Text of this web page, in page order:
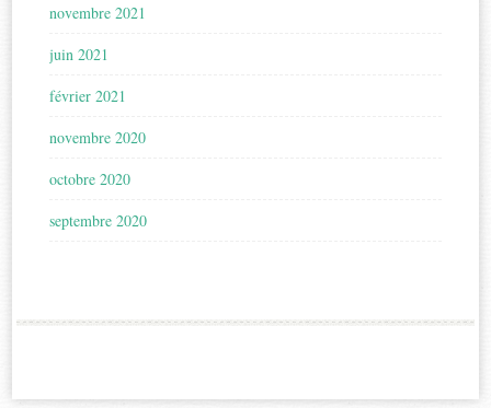
novembre 2021
juin 2021
février 2021
novembre 2020
octobre 2020
septembre 2020